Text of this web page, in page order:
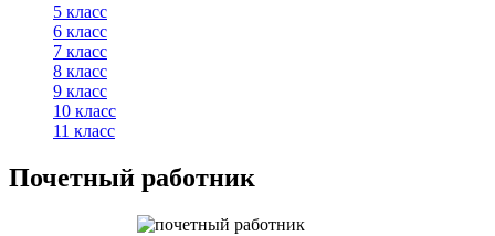
5 класс
6 класс
7 класс
8 класс
9 класс
10 класс
11 класс
Почетный работник